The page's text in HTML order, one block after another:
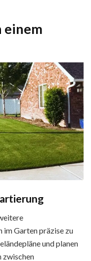
einem
im Garten präzise zu
und planen
zwischen